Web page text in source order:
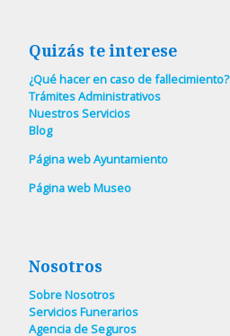
Quizás te interese
¿Qué hacer en caso de fallecimiento?
Trámites Administrativos
Nuestros Servicios
Blog
Página web Ayuntamiento
Página web Museo
Nosotros
Sobre Nosotros
Servicios Funerarios
Agencia de Seguros